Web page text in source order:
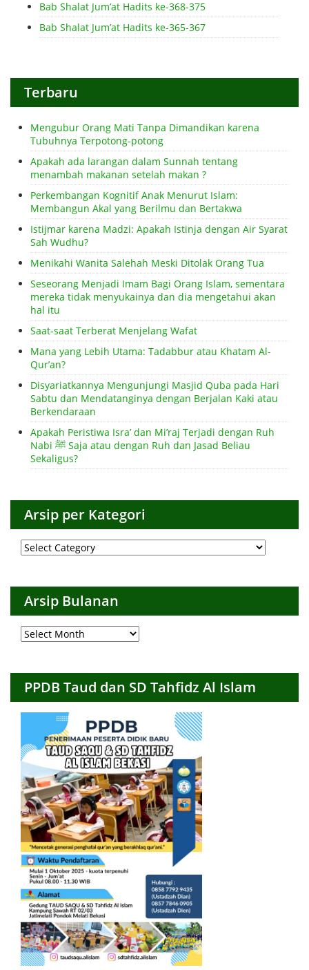
Bab Shalat Jum’at Hadits ke-368-375
Bab Shalat Jum’at Hadits ke-365-367
Terbaru
Mengubur Orang Mati Tanpa Dimandikan karena
Tubuhnya Terpotong-potong
Apakah ada larangan dalam Sunnah tentang
menambah makanan setelah makan ?
Perkembangan Kognitif Anak Menurut Islam:
Membangun Akal yang Berilmu dan Bertakwa
Istijmar karena Madzi: Apakah Istinja dengan Air Syarat
Sah Wudhu?
Menikahi Wanita Salehah Meski Ditolak Orang Tua
Seseorang Menjadi Imam Bagi Orang Islam, sementara
mereka tidak menyukainya dan dia mengetahui akan
hal itu
Saat-saat Terberat Menjelang Wafat
Mana yang Lebih Utama: Tadabbur atau Khatam Al-
Qur’an?
Disyariatkannya Mengunjungi Masjid Quba pada Hari
Sabtu dan Mendatanginya dengan Berjalan Kaki atau
Berkendaraan
Apakah Peristiwa Isra’ dan Mi’raj Terjadi dengan Ruh
Nabi ﷺ Saja atau dengan Ruh dan Jasad Beliau
Sekaligus?
Arsip per Kategori
Arsip
per
Arsip Bulanan
Arsip
Bulanan
PPDB Taud dan SD Tahfidz Al Islam